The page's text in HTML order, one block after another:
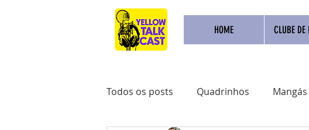
HOME CLUBE DE
Todos os posts Quadrinhos Mangás